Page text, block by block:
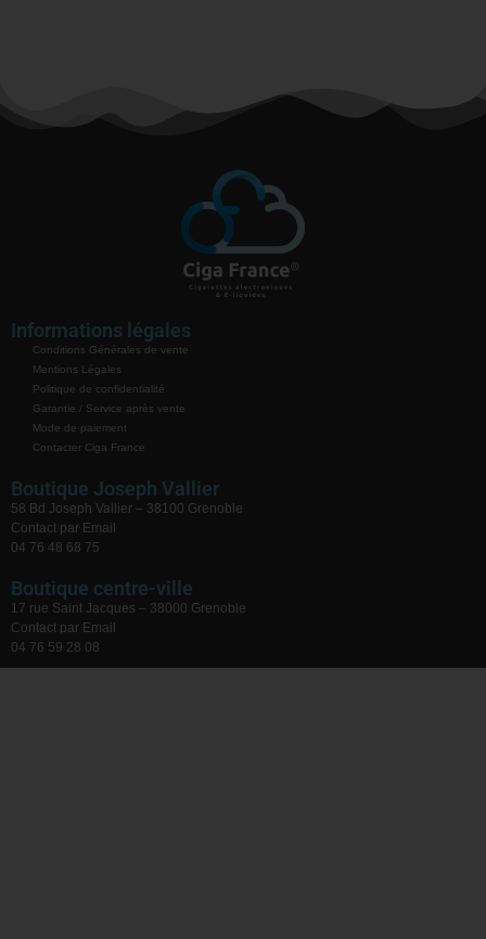
Informations légales
Conditions Générales de vente
Mentions Légales
Politique de confidentialité
Garantie / Service après vente
Mode de paiement
Contacter Ciga France
Boutique Joseph Vallier
58 Bd Joseph Vallier – 38100 Grenoble
Contact par Email
04 76 48 68 75
Boutique centre-ville
17 rue Saint Jacques – 38000 Grenoble
Contact par Email
04 76 59 28 08